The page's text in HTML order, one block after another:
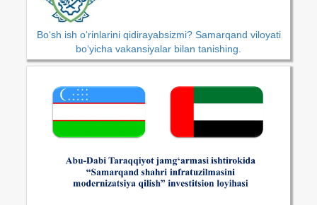
Bo‘sh ish o‘rinlarini qidirayabsizmi? Samarqand viloyati
bo‘yicha vakansiyalar bilan tanishing.